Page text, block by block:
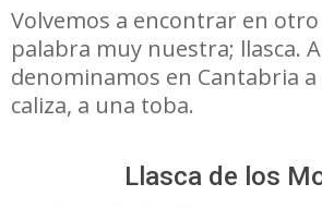
Volvemos a encontrar en otro
palabra muy nuestra; llasca.
denominamos en Cantabria
caliza, a una toba.
Llasca de los